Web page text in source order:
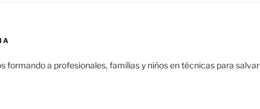
formando a profesionales, familias y niños en técnicas para salvar